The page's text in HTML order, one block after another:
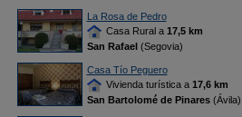
La Rosa de Pedro
Casa Rural a 17,5 km
San Rafael(Segovia)
Casa Tío Peguero
Vivienda turística a 17,6 km
San Bartolomé de Pinares(Ávila)